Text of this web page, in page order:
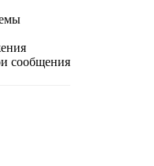
сообщения